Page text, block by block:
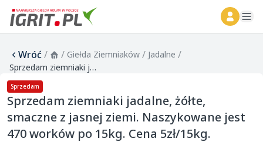
Wróć/ / Giełda Ziemniaków / Jadalne /
Sprzedam ziemniaki jadalne, żółte, smaczne z jasnej ziemi. Naszykowane jest 470 worków po 15kg. Cena 5zł/15kg.
Sprzedam
Sprzedam ziemniaki jadalne, żółte,
smaczne z jasnej ziemi. Naszykowane jest
470 worków po 15kg. Cena 5zł/15kg.